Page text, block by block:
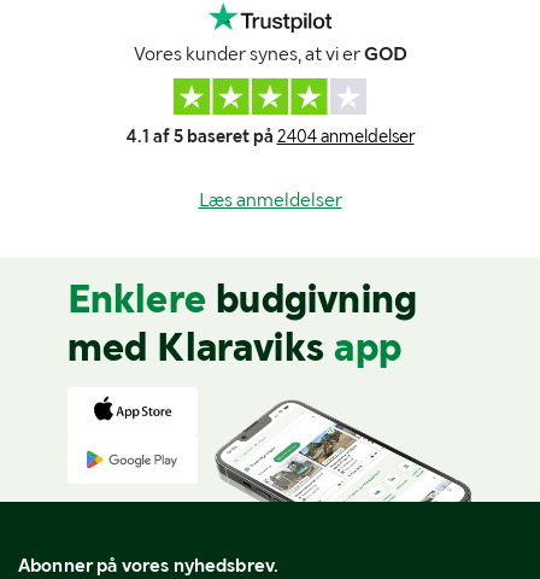
Vores kunder synes, at vi erGOD
4.1 af 5 baseret på 2404 anmeldelser
Læs anmeldelser
Enklere budgivning
med Klaraviks app
Abonner på vores nyhedsbrev.